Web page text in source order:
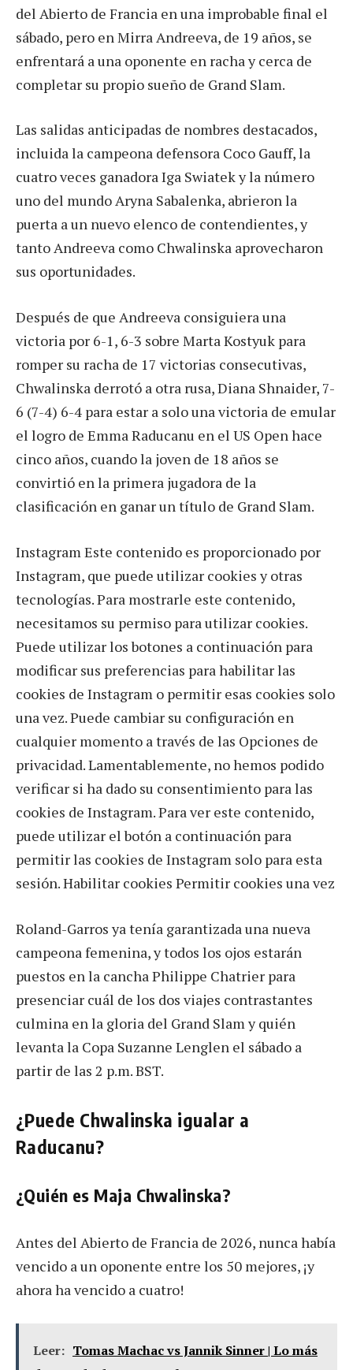
del Abierto de Francia en una improbable final el
sábado, pero en Mirra Andreeva, de 19 años, se
enfrentará a una oponente en racha y cerca de
completar su propio sueño de Grand Slam.
Las salidas anticipadas de nombres destacados,
incluida la campeona defensora Coco Gauff, la
cuatro veces ganadora Iga Swiatek y la número
uno del mundo Aryna Sabalenka, abrieron la
puerta a un nuevo elenco de contendientes, y
tanto Andreeva como Chwalinska aprovecharon
sus oportunidades.
Después de que Andreeva consiguiera una
victoria por 6-1, 6-3 sobre Marta Kostyuk para
romper su racha de 17 victorias consecutivas,
Chwalinska derrotó a otra rusa, Diana Shnaider, 7-
6 (7-4) 6-4 para estar a solo una victoria de emular
el logro de Emma Raducanu en el US Open hace
cinco años, cuando la joven de 18 años se
convirtió en la primera jugadora de la
clasificación en ganar un título de Grand Slam.
Instagram Este contenido es proporcionado por
Instagram, que puede utilizar cookies y otras
tecnologías. Para mostrarle este contenido,
necesitamos su permiso para utilizar cookies.
Puede utilizar los botones a continuación para
modificar sus preferencias para habilitar las
cookies de Instagram o permitir esas cookies solo
una vez. Puede cambiar su configuración en
cualquier momento a través de las Opciones de
privacidad. Lamentablemente, no hemos podido
verificar si ha dado su consentimiento para las
cookies de Instagram. Para ver este contenido,
puede utilizar el botón a continuación para
permitir las cookies de Instagram solo para esta
sesión. Habilitar cookies Permitir cookies una vez
Roland-Garros ya tenía garantizada una nueva
campeona femenina, y todos los ojos estarán
puestos en la cancha Philippe Chatrier para
presenciar cuál de los dos viajes contrastantes
culmina en la gloria del Grand Slam y quién
levanta la Copa Suzanne Lenglen el sábado a
partir de las 2 p.m. BST.
¿Puede Chwalinska igualar a
Raducanu?
¿Quién es Maja Chwalinska?
Antes del Abierto de Francia de 2026, nunca había
vencido a un oponente entre los 50 mejores, ¡y
ahora ha vencido a cuatro!
Leer: Tomas Machac vs Jannik Sinner | Lo más